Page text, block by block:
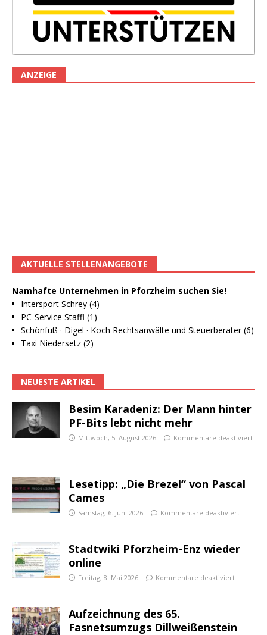
ANZEIGE
AKTUELLE STELLENANGEBOTE
Namhafte Unternehmen in Pforzheim suchen Sie!
Intersport Schrey (4)
PC-Service Staffl (1)
Schönfuß · Digel · Koch Rechtsanwälte und Steuerberater (6)
Taxi Niedersetz (2)
NEUESTE ARTIKEL
Besim Karadeniz: Der Mann hinter
PF-Bits lebt nicht mehr
Mittwoch, 5. August 2026 Kommentare deaktiviert
Lesetipp: „Die Brezel“ von Pascal
Cames
Samstag, 6. Juni 2026 Kommentare deaktiviert
Stadtwiki Pforzheim-Enz wieder
online
Freitag, 8. Mai 2026 Kommentare deaktiviert
Aufzeichnung des 65.
Fasnetsumzugs Dillweißenstein